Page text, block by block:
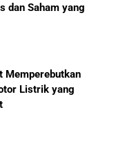
dari Eiger:
Menjadi Market
Orang Lain
Langkah
di Perusahaan
dan Saham yang
Memperebutkan
Listrik yang